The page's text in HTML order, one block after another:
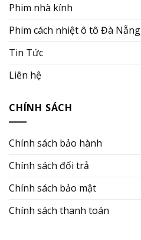
Phim nhà kính
Phim cách nhiệt ô tô Đà Nẵng
Tin Tức
Liên hệ
CHÍNH SÁCH
Chính sách bảo hành
Chính sách đổi trả
Chính sách bảo mật
Chính sách thanh toán